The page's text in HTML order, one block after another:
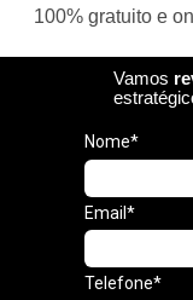
100% gratuito e
Vamos
Nome*
Email*
Telefone*